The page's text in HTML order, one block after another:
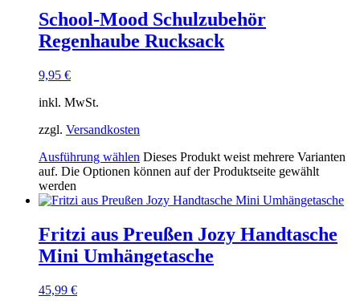
School-Mood Schulzubehör
Regenhaube Rucksack
9,95 €
inkl. MwSt.
zzgl. Versandkosten
Ausführung wählen Dieses Produkt weist mehrere Varianten
auf. Die Optionen können auf der Produktseite gewählt
werden
Fritzi aus Preußen Jozy Handtasche
Mini Umhängetasche
45,99 €